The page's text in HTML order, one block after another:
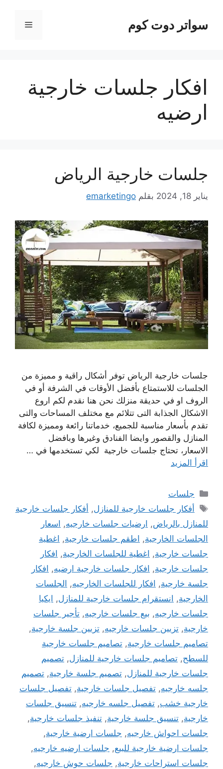
المحتوىسواتر دوت كوم القائمة
افكار جلسات خارجية
ارضيه
جلسات خارجية الرياض
يناير 18, 2024 بقلم emarketingo
جلسات خارجية الرياض توفر أشكال راقية و مميزة من
الجلسات للاستمتاع بأفضل الأوقات في الشرفة أو في
الروف او في حديقة منزلك نحن هنا نقدم لكم اروع
الاشكال الجذابة التى تتلائم مع مختلف المساحات والتى
تقدم بأسعار مناسبة للجميع، خدماتنا رائعة ومميزة لكافة
المنازل والقصور وايضا الفنادق وغيرها وبافضل
الاسعار، تحتاج جلسات خارجية لكي تستخدمها في …
اقرأ المزيد
التصنيفات
جلسات
الوسوم
أفكار جلسات خارجية للمنازل, أفكار جلسات خارجية
للمنازل بالرياض, ارضيات جلسات خارجيه, اسعار
الجلسات الخارجية, اطقم جلسات خارجية, اغطية
جلسات خارجية, اغطية للجلسات الخارجية, افكار
جلسات خارجية, افكار جلسات خارجية ارضيه, افكار
جلسة خارجية, افكار للجلسات الخارجيه, الجلسات
الخارجية, انستقرام جلسات خارجية للمنازل, ايكيا
جلسات خارجيه, بيع جلسات خارجيه, تأجير جلسات
خارجية, تزيين جلسات خارجيه, تزيين جلسة خارجية,
تصاميم جلسات خارجية, تصاميم جلسات خارجية
للسطح, تصاميم جلسات خارجية للمنازل, تصميم
جلسات خارجية للمنازل, تصميم جلسة خارجية, تصميم
جلسه خارجيه, تفصيل جلسات خارجية, تفصيل جلسات
خارجية خشب, تفصيل جلسه خارجيه, تنسيق جلسات
خارجية, تنسيق جلسة خارجية, تنفيذ جلسات خارجية,
جلسات احواش خارجيه, جلسات ارضية خارجية,
جلسات ارضية خارجية للبيع, جلسات ارضيه خارجيه,
جلسات استراحات خارجية, جلسات حوش خارجيه,